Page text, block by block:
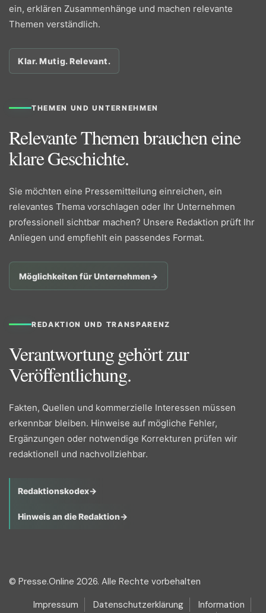
ein, erklären Zusammenhänge und machen relevante
Themen verständlich.
Klar. Mutig. Relevant.
THEMEN UND UNTERNEHMEN
Relevante Themen brauchen eine
klare Geschichte.
Sie möchten eine Pressemitteilung einreichen, ein
relevantes Thema vorschlagen oder Ihr Unternehmen
professionell sichtbar machen? Unsere Redaktion prüft Ihr
Anliegen und empfiehlt ein passendes Format.
Möglichkeiten für Unternehmen→
REDAKTION UND TRANSPARENZ
Verantwortung gehört zur
Veröffentlichung.
Fakten, Quellen und kommerzielle Interessen müssen
erkennbar bleiben. Hinweise auf mögliche Fehler,
Ergänzungen oder notwendige Korrekturen prüfen wir
redaktionell und nachvollziehbar.
Redaktionskodex→
Hinweis an die Redaktion→
© Presse.Online 2026. Alle Rechte vorbehalten
Impressum
Datenschutzerklärung Information